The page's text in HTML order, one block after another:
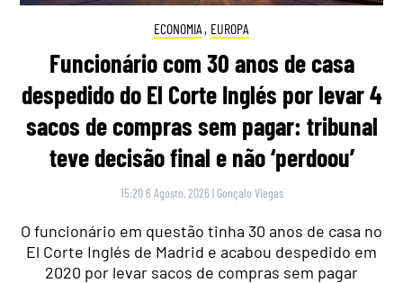
ECONOMIA , EUROPA
Funcionário com 30 anos de casa
despedido do El Corte Inglés por levar 4
sacos de compras sem pagar: tribunal
teve decisão final e não ‘perdoou’
15:20 6 Agosto, 2026 | Gonçalo Viegas
O funcionário em questão tinha 30 anos de casa no
El Corte Inglés de Madrid e acabou despedido em
2020 por levar sacos de compras sem pagar